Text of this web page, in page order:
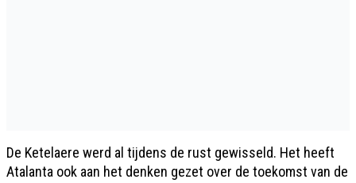
De Ketelaere werd al tijdens de rust gewisseld. Het heeft
Atalanta ook aan het denken gezet over de toekomst van de